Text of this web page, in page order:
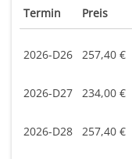
Termin Preis
2026-D26 257,40 €
2026-D27 234,00 €
2026-D28 257,40 €